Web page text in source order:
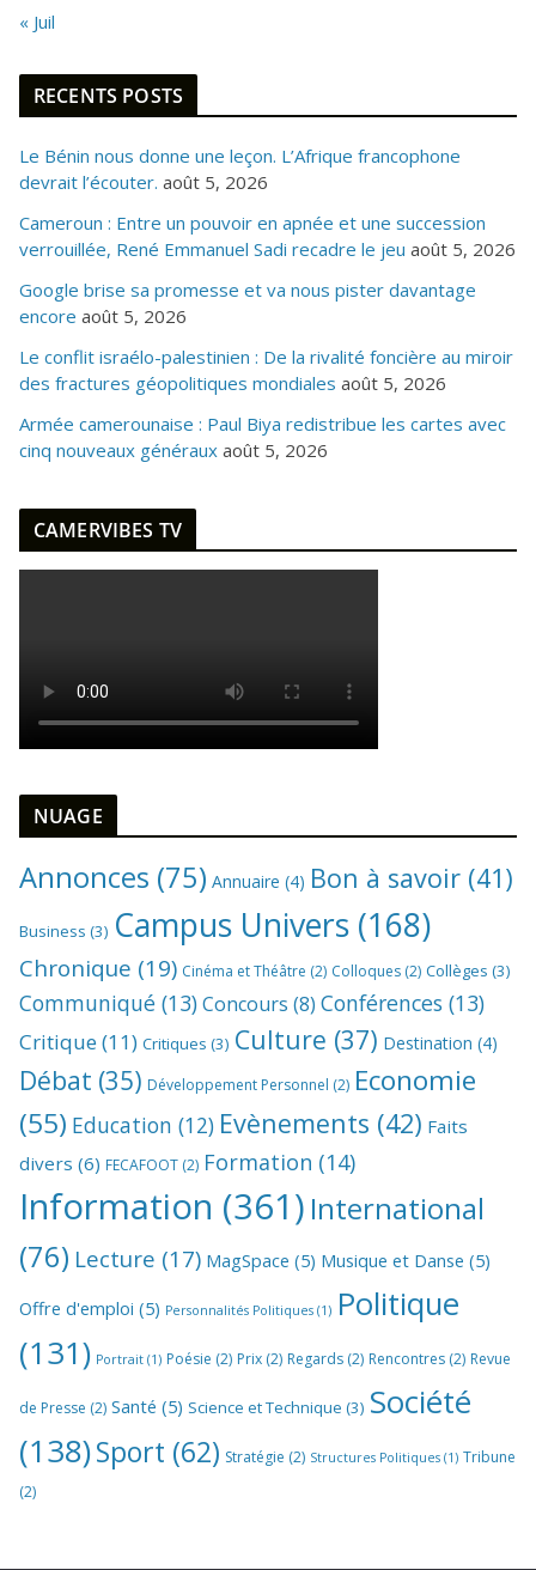
« Juil
RECENTS POSTS
Le Bénin nous donne une leçon. L’Afrique francophone
devrait l’écouter. août 5, 2026
Cameroun : Entre un pouvoir en apnée et une succession
verrouillée, René Emmanuel Sadi recadre le jeu août 5, 2026
Google brise sa promesse et va nous pister davantage
encore août 5, 2026
Le conflit israélo-palestinien : De la rivalité foncière au miroir
des fractures géopolitiques mondiales août 5, 2026
Armée camerounaise : Paul Biya redistribue les cartes avec
cinq nouveaux généraux août 5, 2026
CAMERVIBES TV
NUAGE
Annonces (75) Annuaire (4) Bon à savoir (41)
Business (3) Campus Univers (168)
Chronique (19) Cinéma et Théâtre (2) Colloques (2) Collèges (3)
Communiqué (13)Concours (8) Conférences (13)
Critique(11) Critiques (3) Culture (37) Destination (4)
Débat (35) Développement Personnel (2) Economie
(55) Education (12) Evènements (42) Faits
divers (6) FECAFOOT (2) Formation (14)
Information (361) International
(76) Lecture (17) MagSpace (5) Musique et Danse (5)
Offre d'emploi (5) Personnalités Politiques (1) Politique
(131) Portrait (1) Poésie (2) Prix (2) Regards (2) Rencontres (2) Revue
de Presse (2) Santé (5) Science et Technique (3) Société
(138)Sport (62) Stratégie (2) Structures Politiques (1) Tribune
(2)